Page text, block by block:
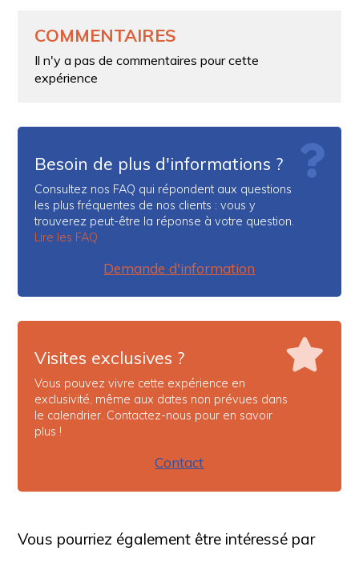
COMMENTAIRES
Il n'y a pas de commentaires pour cette
expérience
Besoin de plus d'informations ?
Consultez nos FAQ qui répondent aux questions
les plus fréquentes de nos clients : vous y
trouverez peut-être la réponse à votre question.
Lire les FAQ
Demande d'information
Visites exclusives ?
Vous pouvez vivre cette expérience en
exclusivité, même aux dates non prévues dans
le calendrier. Contactez-nous pour en savoir
plus !
Contact
Vous pourriez également être intéressé par